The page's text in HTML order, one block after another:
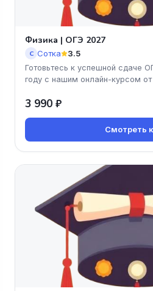
Физика | ОГЭ 2027
С Сотка 3.5
Готовьтесь к успешной сдаче
году с нашим онлайн-курсом
3 990 ₽
Смотреть